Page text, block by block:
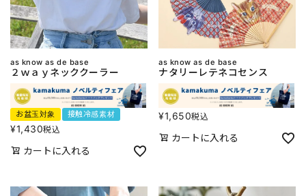
as know as de base
２ｗａｙネッククーラー
お盆玉対象 接触冷感素材
¥1,430税込
カートに入れる
as know as de base
ナタリーレテネコセンス
¥1,650税込
カートに入れる